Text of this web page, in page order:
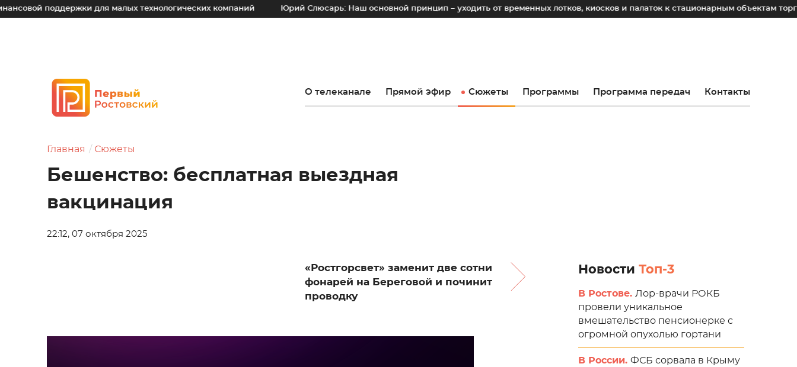
для малых технологических компаний Юрий Слюсарь: Наш основной принцип – уходить от временных лотков, киосков и палаток к стационарным объектам торговли
О телеканале Прямой эфир Сюжеты Программы Программа передач Контакты
Главная Сюжеты
Бешенство: бесплатная выездная
вакцинация
22:12, 07 октября 2025
«Ростгорсвет» заменит две сотни
фонарей на Береговой и починит
проводку
Новости Топ-3
В Ростове. Лор-врачи РОКБ
провели уникальное
вмешательство пенсионерке с
огромной опухолью гортани
В России. ФСБ сорвала в Крыму